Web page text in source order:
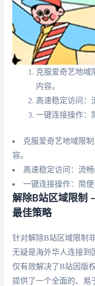
克服爱奇艺地域
内容。
高速稳定访问：
一键连接操作：
克服爱奇艺地域限
容。
高速稳定访问：流畅
一键连接操作：简
解除B站区域限制
最佳策略
针对解除B站区域限制
无疑是海外华人连接到
仅有效解决了B站因版
提供了一个全面的、易